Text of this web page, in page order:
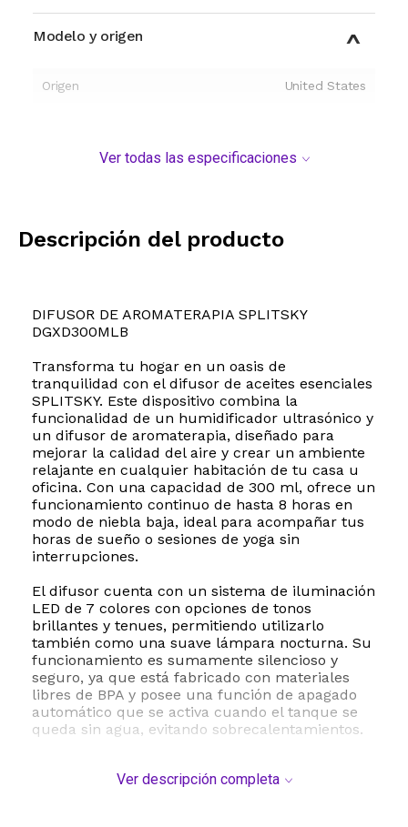
Modelo y origen
Origen United States
Ver todas las especificaciones
Descripción del producto
DIFUSOR DE AROMATERAPIA SPLITSKY
DGXD300MLB
Transforma tu hogar en un oasis de
tranquilidad con el difusor de aceites esenciales
SPLITSKY. Este dispositivo combina la
funcionalidad de un humidificador ultrasónico y
un difusor de aromaterapia, diseñado para
mejorar la calidad del aire y crear un ambiente
relajante en cualquier habitación de tu casa u
oficina. Con una capacidad de 300 ml, ofrece un
funcionamiento continuo de hasta 8 horas en
modo de niebla baja, ideal para acompañar tus
horas de sueño o sesiones de yoga sin
interrupciones.
El difusor cuenta con un sistema de iluminación
LED de 7 colores con opciones de tonos
brillantes y tenues, permitiendo utilizarlo
también como una suave lámpara nocturna. Su
funcionamiento es sumamente silencioso y
seguro, ya que está fabricado con materiales
libres de BPA y posee una función de apagado
automático que se activa cuando el tanque se
queda sin agua, evitando sobrecalentamientos.
remoto que te permite encender el equipo,
Ver descripción completa